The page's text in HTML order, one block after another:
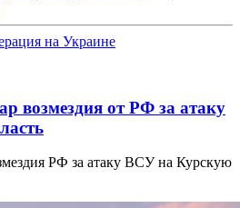
на Украине
возмездия от РФ за атаку
РФ за атаку ВСУ на Курскую